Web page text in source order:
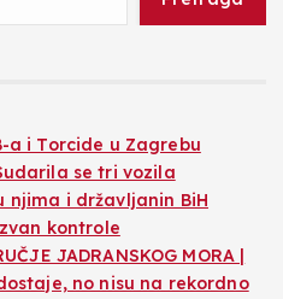
a i Torcide u Zagrebu
se tri vozila
njima i državljanin BiH
kontrole
JADRANSKOG MORA |
no nisu na rekordno